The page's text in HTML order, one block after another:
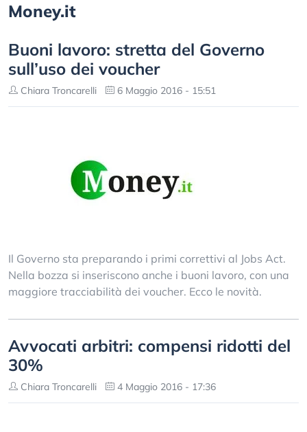
Money.it
Buoni lavoro: stretta del Governo
sull’uso dei voucher
Chiara Troncarelli 6 Maggio 2016 - 15:51
Il Governo sta preparando i primi correttivi al Jobs Act.
Nella bozza si inseriscono anche i buoni lavoro, con una
maggiore tracciabilità dei voucher. Ecco le novità.
Avvocati arbitri: compensi ridotti del
30%
Chiara Troncarelli 4 Maggio 2016 - 17:36